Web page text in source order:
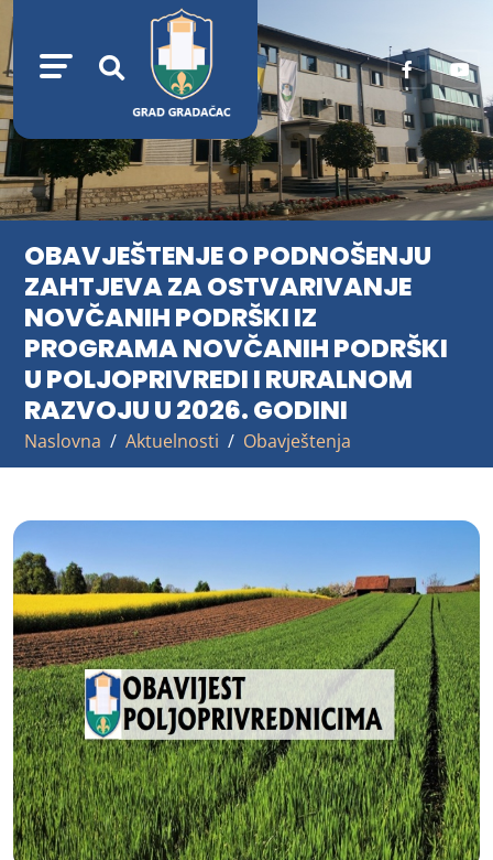
OBAVJEŠTENJE O PODNOŠENJU
ZAHTJEVA ZA OSTVARIVANJE
NOVČANIH PODRŠKI IZ
PROGRAMA NOVČANIH PODRŠKI
U POLJOPRIVREDI I RURALNOM
RAZVOJU U 2026. GODINI
Naslovna Aktuelnosti Obavještenja